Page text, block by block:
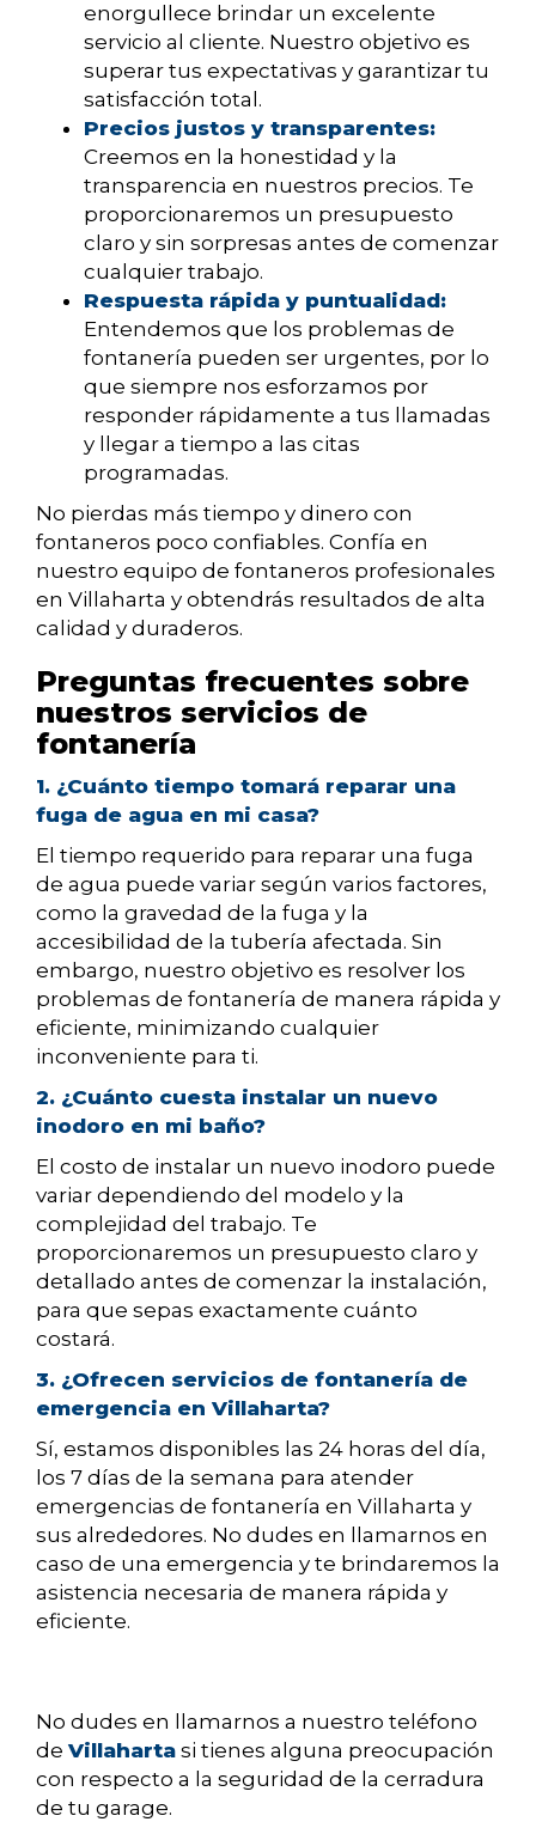
enorgullece brindar un excelente
servicio al cliente. Nuestro objetivo es
superar tus expectativas y garantizar tu
satisfacción total.
Precios justos y transparentes:
Creemos en la honestidad y la
transparencia en nuestros precios. Te
proporcionaremos un presupuesto
claro y sin sorpresas antes de comenzar
cualquier trabajo.
Respuesta rápida y puntualidad:
Entendemos que los problemas de
fontanería pueden ser urgentes, por lo
que siempre nos esforzamos por
responder rápidamente a tus llamadas
y llegar a tiempo a las citas
programadas.
No pierdas más tiempo y dinero con
fontaneros poco confiables. Confía en
nuestro equipo de fontaneros profesionales
en Villaharta y obtendrás resultados de alta
calidad y duraderos.
Preguntas frecuentes sobre
nuestros servicios de
fontanería
1. ¿Cuánto tiempo tomará reparar una
fuga de agua en mi casa?
El tiempo requerido para reparar una fuga
de agua puede variar según varios factores,
como la gravedad de la fuga y la
accesibilidad de la tubería afectada. Sin
embargo, nuestro objetivo es resolver los
problemas de fontanería de manera rápida y
eficiente, minimizando cualquier
inconveniente para ti.
2. ¿Cuánto cuesta instalar un nuevo
inodoro en mi baño?
El costo de instalar un nuevo inodoro puede
variar dependiendo del modelo y la
complejidad del trabajo. Te
proporcionaremos un presupuesto claro y
detallado antes de comenzar la instalación,
para que sepas exactamente cuánto
costará.
3. ¿Ofrecen servicios de fontanería de
emergencia en Villaharta?
Sí, estamos disponibles las 24 horas del día,
los 7 días de la semana para atender
emergencias de fontanería en Villaharta y
sus alrededores. No dudes en llamarnos en
caso de una emergencia y te brindaremos la
asistencia necesaria de manera rápida y
eficiente.
No dudes en llamarnos a nuestro teléfono
de Villaharta si tienes alguna preocupación
con respecto a la seguridad de la cerradura
de tu garage.